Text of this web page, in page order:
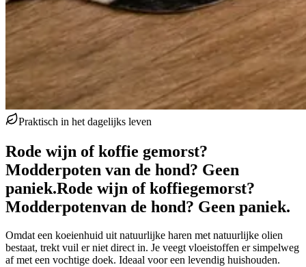
Praktisch in het dagelijks leven
Rode wijn of koffie gemorst?
Modderpoten van de hond? Geen
paniek.Rode wijn of koffiegemorst?
Modderpotenvan de hond? Geen paniek.
Omdat een koeienhuid uit natuurlijke haren met natuurlijke olien
bestaat, trekt vuil er niet direct in. Je veegt vloeistoffen er simpelweg
af met een vochtige doek. Ideaal voor een levendig huishouden.